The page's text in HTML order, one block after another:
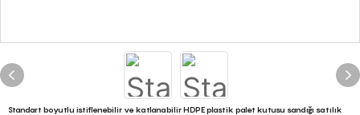
Standart boyutlu istiflenebilir ve katlanabilir HDPE plastik palet kutusu sandığı satılık